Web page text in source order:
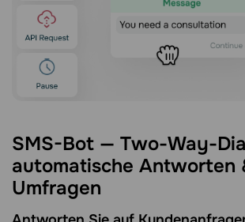
SMS-Bot — Two-Way-
automatische Antworten
Umfragen